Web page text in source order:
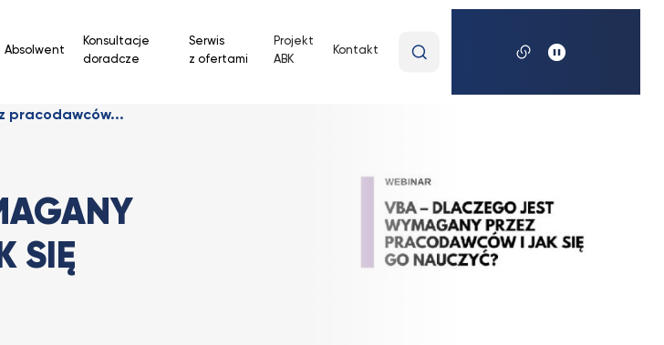
Absolwent
Konsultacje
doradcze
Serwis
z ofertami
Projekt
ABK
Kontakt
wyszukiwaną
pracodawców...
SIĘ